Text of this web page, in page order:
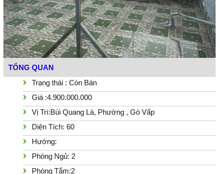
TỔNG QUAN
Trạng thái : Còn Bán
Giá :4.900.000.000
Vị Trí:Bùi Quang Là, Phường , Gò Vấp
Diện Tích: 60
Hướng:
Phòng Ngủ: 2
Phòng Tắm:2